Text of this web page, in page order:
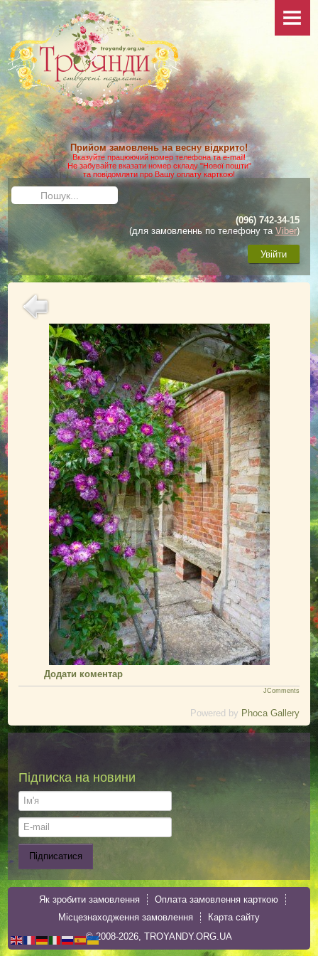
НОВИНИ
ПРО САЙТ
КОЛЕКЦІЯ
ФОТО
Ваші фото
Додаткові фото
КАТАЛОГ
Умови виконання замовлення
Доставка та оплата
Як зробити замовлення
ДОГЛЯД
Загальні матеріали
Посадка троянд
Обрізування троянд
Підживлення троянд
Поливання троянд
Підготовка до зими
Шкідники троянд
Болезни и вредители (фото)
Обрані посилання
АДРЕСА
КОНТАКТИ
ВІДГУКИ
Прийом замовлень на веснувідкрито!
Вказуйте працюючий номер телефона та e-mail!
Не забувайте вказати номер складу "Нової пошти"
та повідомляти про Вашу оплату карткою!
Пошук...
(096) 742-34-15
(для замовленнь по телефону та Viber)
Увійти
Додати коментар
JComments
Powered by Phoca Gallery
Підписка на новини
Як зробити замовлення
Оплата замовлення карткою
Місцезнаходження замовлення
Карта сайту
© 2008-2026, TROYANDY.ORG.UA